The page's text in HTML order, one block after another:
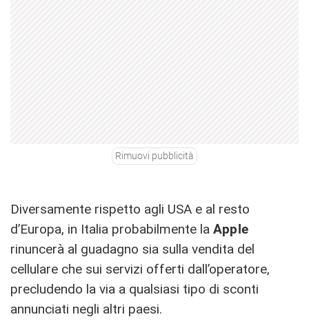
Rimuovi pubblicità
Diversamente rispetto agli USA e al resto
d’Europa, in Italia probabilmente la Apple
rinuncerà al guadagno sia sulla vendita del
cellulare che sui servizi offerti dall’operatore,
precludendo la via a qualsiasi tipo di sconti
annunciati negli altri paesi.